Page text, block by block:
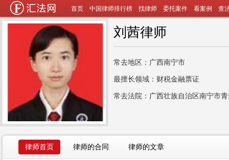
首页 中国律师排行榜 找律师 委托案件 看案例 查
刘茜律师
常去地区：广西南宁市
最擅长领域：财税金融票证
常去法院：广西壮族自治区南宁市
律师首页 律师的合同 律师的文章